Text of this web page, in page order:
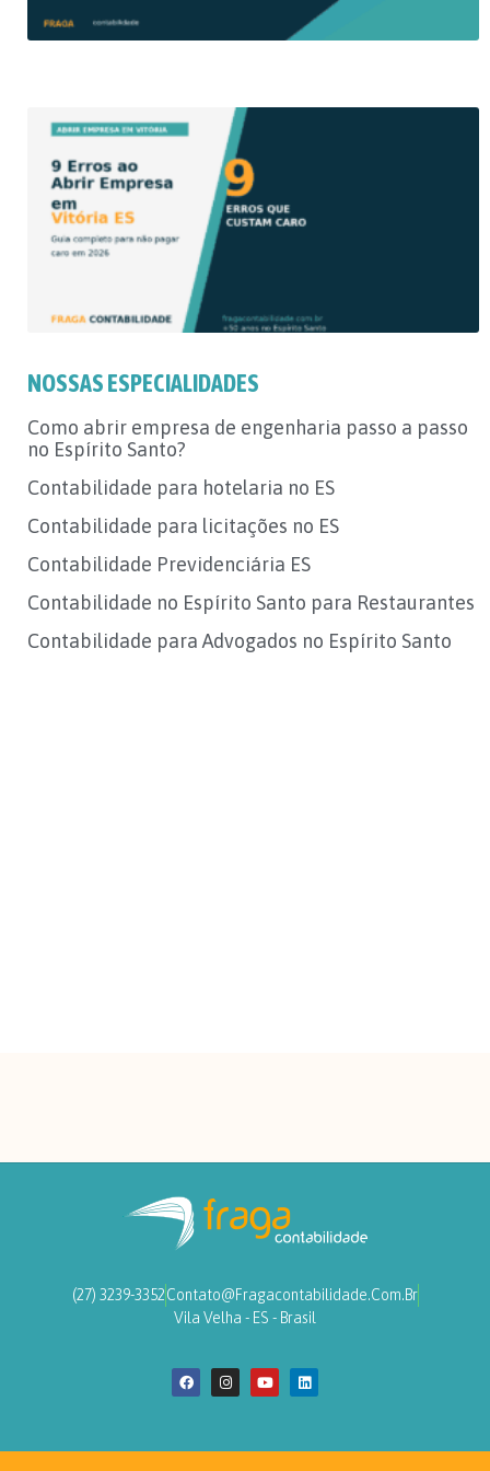
NOSSAS ESPECIALIDADES
Como abrir empresa de engenharia passo a passo
no Espírito Santo?
Contabilidade para hotelaria no ES
Contabilidade para licitações no ES
Contabilidade Previdenciária ES
Contabilidade no Espírito Santo para Restaurantes
Contabilidade para Advogados no Espírito Santo
(27) 3239-3352Contato@fragacontabilidade.com.br
Vila Velha - ES - Brasil